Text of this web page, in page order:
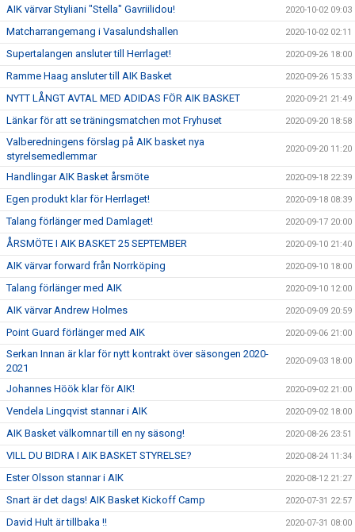
AIK värvar Styliani "Stella" Gavriilidou! 2020-10-02 09:03
Matcharrangemang i Vasalundshallen 2020-10-02 02:11
Supertalangen ansluter till Herrlaget! 2020-09-26 18:00
Ramme Haag ansluter till AIK Basket 2020-09-26 15:33
NYTT LÅNGT AVTAL MED ADIDAS FÖR AIK BASKET 2020-09-21 21:49
Länkar för att se träningsmatchen mot Fryhuset 2020-09-20 18:58
Valberedningens förslag på AIK basket nya
styrelsemedlemmar
2020-09-20 11:20
Handlingar AIK Basket årsmöte 2020-09-18 22:39
Egen produkt klar för Herrlaget! 2020-09-18 08:39
Talang förlänger med Damlaget! 2020-09-17 20:00
ÅRSMÖTE I AIK BASKET 25 SEPTEMBER 2020-09-10 21:40
AIK värvar forward från Norrköping 2020-09-10 18:00
Talang förlänger med AIK 2020-09-10 12:00
AIK värvar Andrew Holmes 2020-09-09 20:59
Point Guard förlänger med AIK 2020-09-06 21:00
Serkan Innan är klar för nytt kontrakt över säsongen 2020-
2021
2020-09-03 18:00
Johannes Höök klar för AIK! 2020-09-02 21:00
Vendela Lingqvist stannar i AIK 2020-09-02 18:00
AIK Basket välkomnar till en ny säsong! 2020-08-26 23:51
VILL DU BIDRA I AIK BASKET STYRELSE? 2020-08-24 11:34
Ester Olsson stannar i AIK 2020-08-12 21:27
Snart är det dags! AIK Basket Kickoff Camp 2020-07-31 22:57
David Hult är tillbaka !! 2020-07-31 08:00